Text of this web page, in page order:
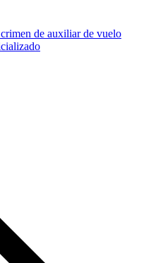
de auxiliar de vuelo